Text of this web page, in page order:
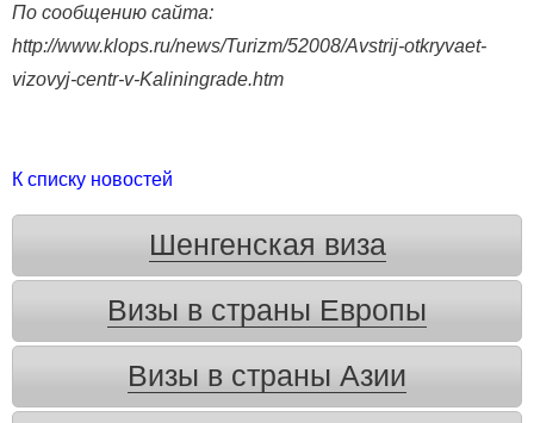
По сообщению сайта:
http://www.klops.ru/news/Turizm/52008/Avstrij-otkryvaet-
vizovyj-centr-v-Kaliningrade.htm
К списку новостей
Шенгенская виза
Визы в страны Европы
Визы в страны Азии